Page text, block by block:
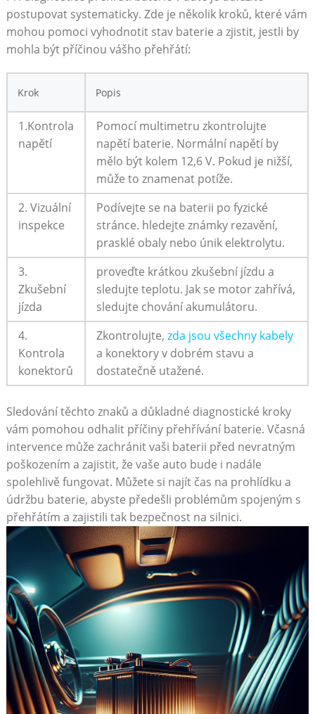
postupovat‌ systematicky. Zde je několik ​kroků, ⁢které vám
mohou⁤ pomoci vyhodnotit stav baterie a zjistit, jestli by
mohla být příčinou vášho ⁤přehřátí:
Krok Popis
1.Kontrola
napětí
Pomocí​ multimetru zkontrolujte
napětí baterie. Normální napětí by
mělo být kolem 12,6 V. Pokud je nižší,
může to ⁤znamenat potíže.
2. Vizuální
inspekce
Podívejte se ⁣na baterii po ‍fyzické
stránce.⁣ hledejte známky rezavění,
prasklé obaly nebo únik elektrolytu.
3.
Zkušební
jízda
proveďte krátkou zkušební jízdu a
sledujte teplotu. Jak se motor zahřívá,
sledujte chování akumulátoru.
4.
Kontrola
konektorů
Zkontrolujte, ‌ zda jsou všechny kabely
‌a konektory v dobrém stavu a
dostatečně utažené.
Sledování těchto znaků a důkladné diagnostické kroky
vám ⁣pomohou odhalit příčiny přehřívání baterie. Včasná
intervence může zachránit vaši baterii před nevratným
poškozením a‌ zajistit, že vaše auto bude i nadále
spolehlivě fungovat. Můžete si najít čas na prohlídku ⁢a
údržbu baterie, abyste předešli problémům spojeným s
přehřátím a zajistili tak​ bezpečnost na silnici.